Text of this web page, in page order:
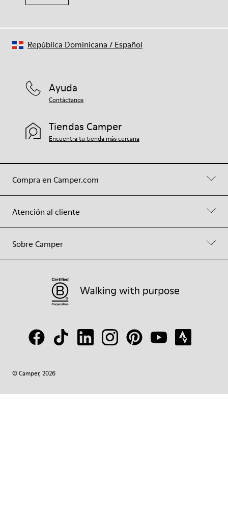
Compra en Camper.com
Atención al cliente
Sobre Camper
Ayuda
Contáctanos
Tiendas Camper
Encuentra tu tienda más cercana
© Camper, 2026
República Dominicana / Español